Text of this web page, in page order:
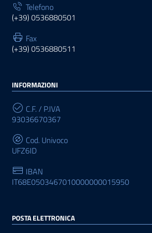
Telefono
(+39) 0536880501
Fax
(+39) 0536880511
INFORMAZIONI
C.F. / P.IVA
93036670367
Cod. Univoco
UFZ6ID
IBAN
IT68E0503467010000000015950
POSTA ELETTRONICA